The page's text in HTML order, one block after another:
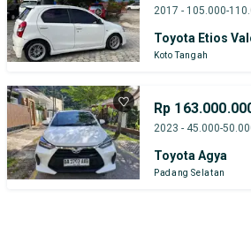
2017 - 105.000-
Toyota Etios
Koto Tangah
Rp
2023 - 45.000-
Toyota Agya
Padang Selatan